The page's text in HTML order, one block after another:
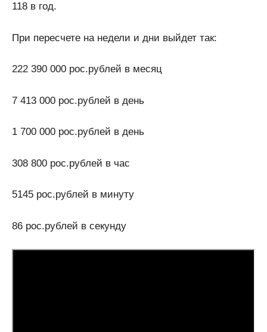
118 в год.
При пересчете на недели и дни выйдет так:
222 390 000 рос.рублей в месяц
7 413 000 рос.рублей в день
1 700 000 рос.рублей в день
308 800 рос.рублей в час
5145 рос.рублей в минуту
86 рос.рублей в секунду